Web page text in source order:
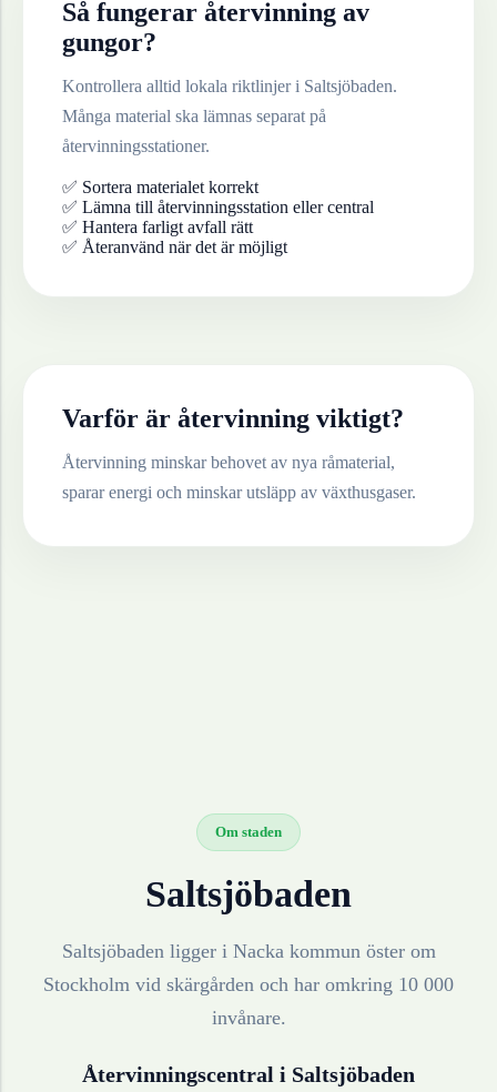
Så fungerar återvinning av
gungor?
Kontrollera alltid lokala riktlinjer i Saltsjöbaden.
Många material ska lämnas separat på
återvinningsstationer.
✅ Sortera materialet korrekt
✅ Lämna till återvinningsstation eller central
✅ Hantera farligt avfall rätt
✅ Återanvänd när det är möjligt
Varför är återvinning viktigt?
Återvinning minskar behovet av nya råmaterial,
sparar energi och minskar utsläpp av växthusgaser.
Om staden
Saltsjöbaden
Saltsjöbaden ligger i Nacka kommun öster om
Stockholm vid skärgården och har omkring 10 000
invånare.
Återvinningscentral i Saltsjöbaden